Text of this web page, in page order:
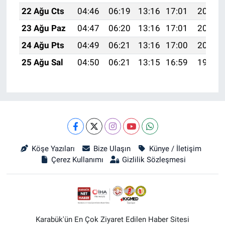
22 Ağu Cts
04:46 06:19 13:16 17:01
20:04
23 Ağu Paz
04:47 06:20 13:16 17:01
20:02
24 Ağu Pts
04:49 06:21 13:16 17:00
20:01
25 Ağu Sal
04:50 06:21 13:15 16:59 19:59
Köşe Yazıları Bize Ulaşın
Künye / İletişim
Çerez Kullanımı
Gizlilik Sözleşmesi
Karabük'ün En Çok Ziyaret Edilen Haber Sitesi